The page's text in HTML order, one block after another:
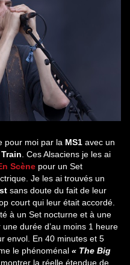
pour moi par la MS1 avec un
. Ces Alsaciens je les ai
Scène pour un Set
Je les ai trouvés un
sans doute du fait de leur
court qui leur était accordé.
à un Set nocturne et à une
durée d’au moins 1 heure
envol. En 40 minutes et 5
le phénoménal « The Big
la réelle étendue de